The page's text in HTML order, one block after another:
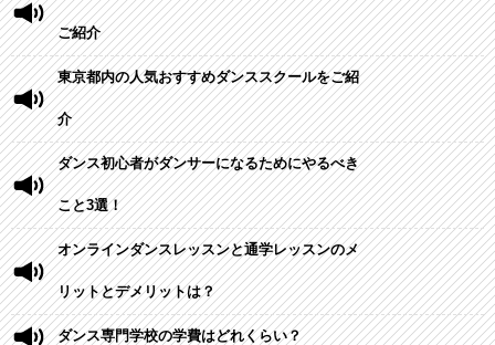
ご紹介
東京都内の人気おすすめダンススクールをご紹
介
ダンス初心者がダンサーになるためにやるべき
こと3選！
オンラインダンスレッスンと通学レッスンのメ
リットとデメリットは？
ダンス専門学校の学費はどれくらい？